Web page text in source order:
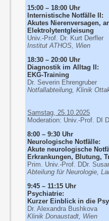
15:00 – 18:00 Uhr
Internistische Notfälle II:
Akutes Nierenversagen,
Elektrolytentgleisung
Univ.-Prof. Dr. Kurt Derfler
Institut ATHOS, Wien
18:30 – 20:00 Uhr
Diagnostik im Alltag II:
EKG-Training
Dr. Severin Ehrengruber
Notfallabteilung, Klinik
Samstag, 25.10.2025
Moderation: Univ.-Prof. DI
8:00 – 9:30 Uhr
Neurologische Notfälle:
Akute neurologische
Erkrankungen, Blutung,
Prim. Univ.-Prof. DDr.
Abteilung für Neurologie,
9:45 – 11:15 Uhr
Psychiatrie:
Kurzer Einblick in die
Dr. Alexandra Bushkova
Klinik Donaustadt, Wien